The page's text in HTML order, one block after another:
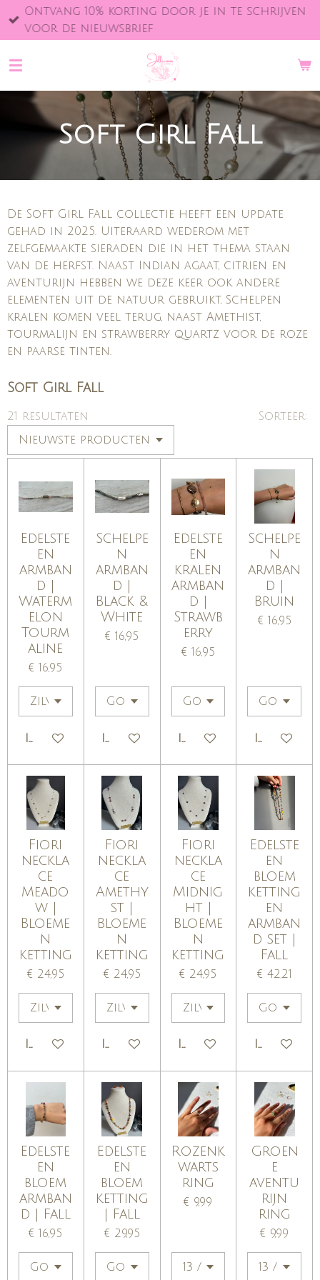
Ga
direct
de
Ontvang 10% korting door je in te schrijven
voor de nieuwsbrief
Soft Girl Fall
De Soft Girl Fall collectie heeft een update
gehad in 2025. Uiteraard wederom met
zelfgemaakte sieraden die in het thema staan
van de herfst. Naast Indian agaat, citrien en
aventurijn hebben we deze keer ook andere
elementen uit de natuur gebruikt, Schelpen
kralen komen veel terug, naast Amethist,
tourmalijn en strawberry quartz voor de roze
en paarse tinten.
Soft Girl Fall
21 resultaten Sorteer:
Edelste
en
armban
d |
Waterm
elon
Tourm
aline
€ 16,95
IN WINKELWAGEN
Schelpe
n
armban
d |
Black &
White
€ 16,95
IN WINKELWAGEN
Edelste
en
kralen
armban
d |
Strawb
erry
€ 16,95
IN WINKELWAGEN
Schelpe
n
armban
d |
Bruin
€ 16,95
IN
Fiori
neckla
ce
Meado
w |
Bloeme
n
ketting
€ 24,95
IN WINKELWAGEN
Fiori
neckla
ce
Amethy
st |
Bloeme
n
ketting
€ 24,95
IN WINKELWAGEN
Fiori
neckla
ce
Midnig
ht |
Bloeme
n
ketting
€ 24,95
IN WINKELWAGEN
Edelste
en
bloem
ketting
en
armban
d set |
Fall
€ 42,21
IN
Edelste
en
bloem
armban
d | Fall
€ 16,95
Edelste
en
bloem
ketting
| Fall
€ 29,95
Rozenk
warts
ring
€ 9,99
Groen
e
aventu
rijn
ring
€ 9,99